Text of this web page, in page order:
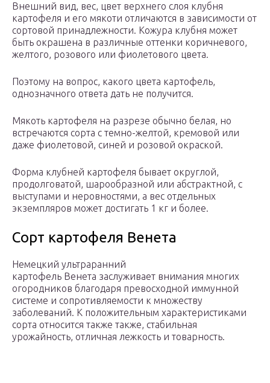
Внешний вид, вес, цвет верхнего слоя клубня
картофеля и его мякоти отличаются в зависимости от
сортовой принадлежности. Кожура клубня может
быть окрашена в различные оттенки коричневого,
желтого, розового или фиолетового цвета.
Поэтому на вопрос, какого цвета картофель,
однозначного ответа дать не получится.
Мякоть картофеля на разрезе обычно белая, но
встречаются сорта с темно-желтой, кремовой или
даже фиолетовой, синей и розовой окраской.
Форма клубней картофеля бывает округлой,
продолговатой, шарообразной или абстрактной, с
выступами и неровностями, а вес отдельных
экземпляров может достигать 1 кг и более.
Сорт картофеля Венета
Немецкий ультраранний
картофель Венета заслуживает внимания многих
огородников благодаря превосходной иммунной
системе и сопротивляемости к множеству
заболеваний. К положительным характеристиками
сорта относится также также, стабильная
урожайность, отличная лежкость и товарность.